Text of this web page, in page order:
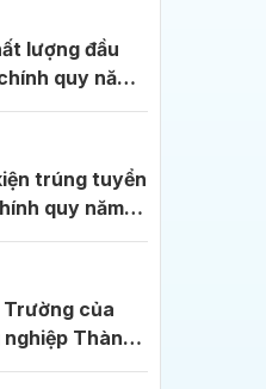
mục tiêu, nhiệm
2026.
cai
Vietnam
cai MECA -
đội thi đến từ
học trên cả
mô hình tự
hành thực tế
kết toàn
quy năm
trúng tuyển
quy năm
của
Thành
nền tảng cho